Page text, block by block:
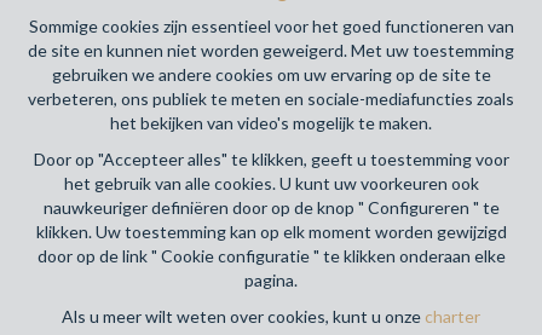
Sommige cookies zijn essentieel voor het goed functioneren van
de site en kunnen niet worden geweigerd. Met uw toestemming
gebruiken we andere cookies om uw ervaring op de site te
verbeteren, ons publiek te meten en sociale-mediafuncties zoals
het bekijken van video's mogelijk te maken.
Door op "Accepteer alles" te klikken, geeft u toestemming voor
het gebruik van alle cookies. U kunt uw voorkeuren ook
nauwkeuriger definiëren door op de knop " Configureren " te
klikken. Uw toestemming kan op elk moment worden gewijzigd
door op de link " Cookie configuratie " te klikken onderaan elke
pagina.
Als u meer wilt weten over cookies, kunt u onze charter
BIV-erkende vastgoedmakelaar-bemiddelaar in België, BIV
N° 517.112- Toezichthoudende Autoriteit : Beroepinstituut
van Vastgoedmakelaars Luxemburgstraat, 16B - 1000
Brussel (+32 2 505 38 50 - info@biv.be) -www.biv.be
BA en borgstelling via NV AXA Belgium, Troonplein 1, 1000
Brussel (polisnr. 730.390.160) Dekking geldt voor
activiteiten die in België worden uitgevoerd